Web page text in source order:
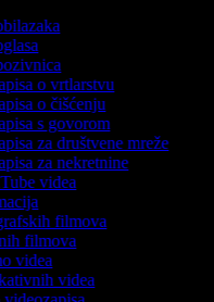
o vrtlarstvu
o čišćenju
s govorom
za društvene mreže
za nekretnine
videa
filmova
filmova
videa
videa